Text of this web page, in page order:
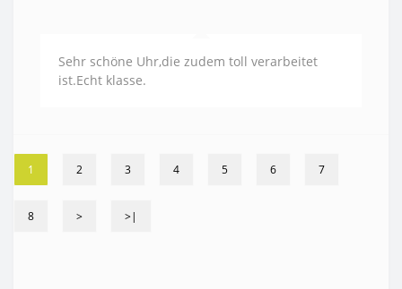
Sehr schöne Uhr,die zudem toll verarbeitet
ist.Echt klasse.
1 2 3 4 5 6 7
8 > >|